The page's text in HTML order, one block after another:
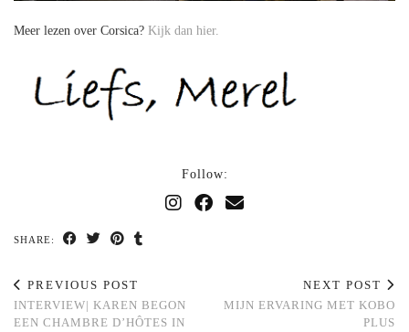
Meer lezen over Corsica? Kijk dan hier.
Follow:
SHARE:
PREVIOUS POST
INTERVIEW| KAREN BEGON
EEN CHAMBRE D’HÔTES IN
NEXT POST
MIJN ERVARING MET KOBO
PLUS